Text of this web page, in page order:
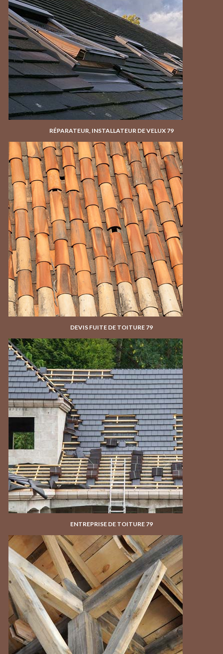
RÉPARATEUR, INSTALLATEUR DE VELUX 79
DEVIS FUITE DE TOITURE 79
ENTREPRISE DE TOITURE 79